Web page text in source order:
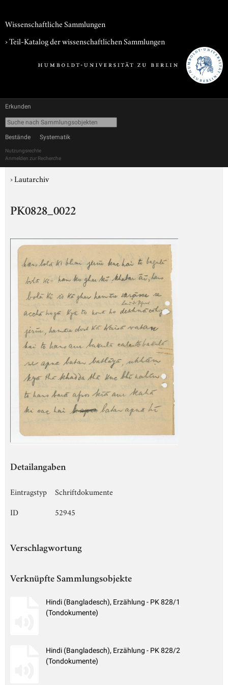
Wissenschaftliche Sammlungen
› Teil-Katalog der wissenschaftlichen Sammlungen
Erkunden
Bestände Systematik
Nutzungsrechte
Anmelden zur Recherche
›Lautarchiv
PK0828_0022
Detailangaben
Eintragstyp
Schriftdokumente
ID
52945
Verschlagwortung
Verknüpfte Sammlungsobjekte
Hindi (Bangladesch), Erzählung - PK 828/1
(Tondokumente)
Hindi (Bangladesch), Erzählung - PK 828/2
(Tondokumente)